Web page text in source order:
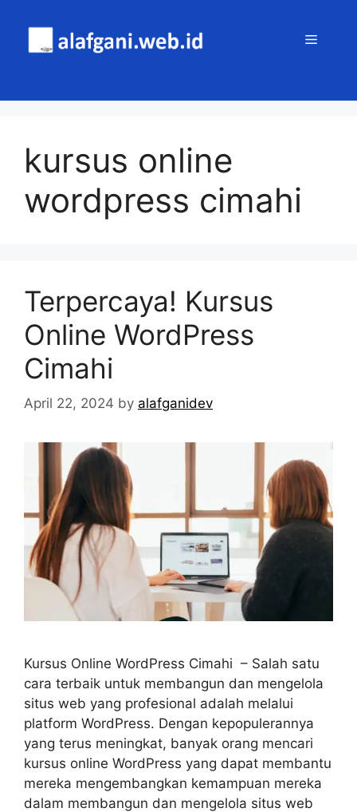
content
MENU
kursus online
wordpress cimahi
Terpercaya! Kursus
Online WordPress
Cimahi
April 22, 2024 by alafganidev
Kursus Online WordPress Cimahi – Salah satu
cara terbaik untuk membangun dan mengelola
situs web yang profesional adalah melalui
platform WordPress. Dengan kepopulerannya
yang terus meningkat, banyak orang mencari
kursus online WordPress yang dapat membantu
mereka mengembangkan kemampuan mereka
dalam membangun dan mengelola situs web